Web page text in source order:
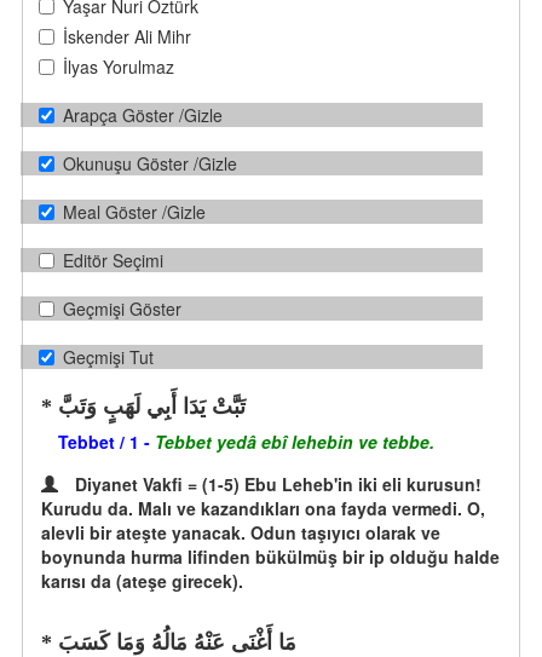
Yaşar Nuri Öztürk
İskender Ali Mihr
İlyas Yorulmaz
Arapça Göster /Gizle
Okunuşu Göster /Gizle
Meal Göster /Gizle
Editör Seçimi
Geçmişi Göster
Geçmişi Tut
تَبَّتْ يَدَا أَبِي لَهَبٍ وَتَبَّ
Tebbet / 1 - Tebbet yedâ ebî lehebin ve tebbe.
Diyanet Vakfi = (1-5) Ebu Leheb'in iki eli kurusun!
Kurudu da. Malı ve kazandıkları ona fayda vermedi. O,
alevli bir ateşte yanacak. Odun taşıyıcı olarak ve
boynunda hurma lifinden bükülmüş bir ip olduğu halde
karısı da (ateşe girecek).
مَا أَغْنَى عَنْهُ مَالُهُ وَمَا كَسَبَ